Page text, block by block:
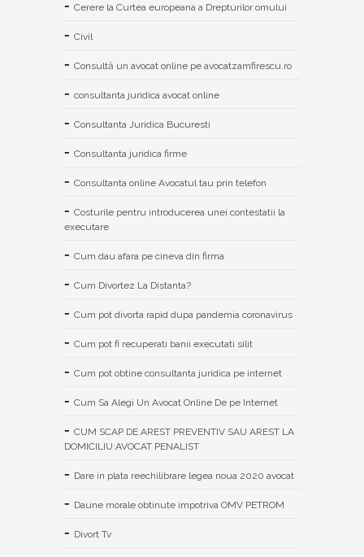
Cerere la Curtea europeana a Drepturilor omului
Civil
Consultă un avocat online pe avocatzamfirescu.ro
consultanta juridica avocat online
Consultanta Juridica Bucuresti
Consultanta juridica firme
Consultanta online Avocatul tau prin telefon
Costurile pentru introducerea unei contestatii la
executare
Cum dau afara pe cineva din firma
Cum Divortez La Distanta?
Cum pot divorta rapid dupa pandemia coronavirus
Cum pot fi recuperati banii executati silit
Cum pot obtine consultanta juridica pe internet
Cum Sa Alegi Un Avocat Online De pe Internet
CUM SCAP DE AREST PREVENTIV SAU AREST LA
DOMICILIU:AVOCAT PENALIST
Dare in plata reechilibrare legea noua 2020 avocat
Daune morale obtinute impotriva OMV PETROM
Divort Tv